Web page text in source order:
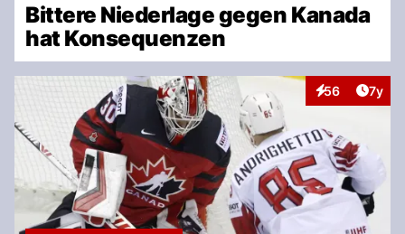
Bittere Niederlage gegen Kanada
hat Konsequenzen
56
Interaktionen
7y